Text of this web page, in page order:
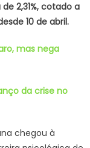
2,31%, cotado a
10 de abril.
mas nega
da crise no
chegou à